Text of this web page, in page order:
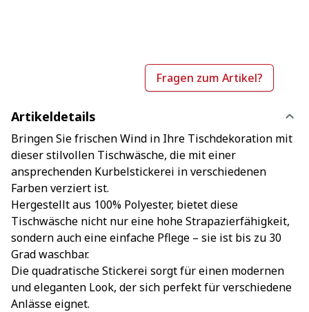
Fragen zum Artikel?
Artikeldetails
Bringen Sie frischen Wind in Ihre Tischdekoration mit
dieser stilvollen Tischwäsche, die mit einer
ansprechenden Kurbelstickerei in verschiedenen
Farben verziert ist.
Hergestellt aus 100% Polyester, bietet diese
Tischwäsche nicht nur eine hohe Strapazierfähigkeit,
sondern auch eine einfache Pflege – sie ist bis zu 30
Grad waschbar.
Die quadratische Stickerei sorgt für einen modernen
und eleganten Look, der sich perfekt für verschiedene
Anlässe eignet.